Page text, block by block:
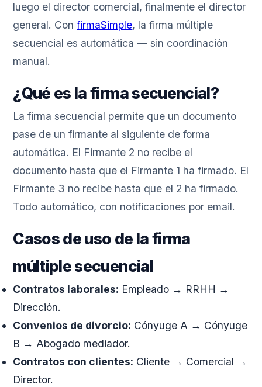
luego el director comercial, finalmente el director
general. ConfirmaSimple, la firma múltiple
secuencial es automática — sin coordinación
manual.
¿Qué es la firma secuencial?
La firma secuencial permite que un documento
pase de un firmante al siguiente de forma
automática. El Firmante 2 no recibe el
documento hasta que el Firmante 1 ha firmado. El
Firmante 3 no recibe hasta que el 2 ha firmado.
Todo automático, con notificaciones por email.
Casos de uso de la firma
múltiple secuencial
Contratos laborales: Empleado → RRHH →
Dirección.
Convenios de divorcio: Cónyuge A → Cónyuge
B → Abogado mediador.
Contratos con clientes: Cliente → Comercial →
Director.